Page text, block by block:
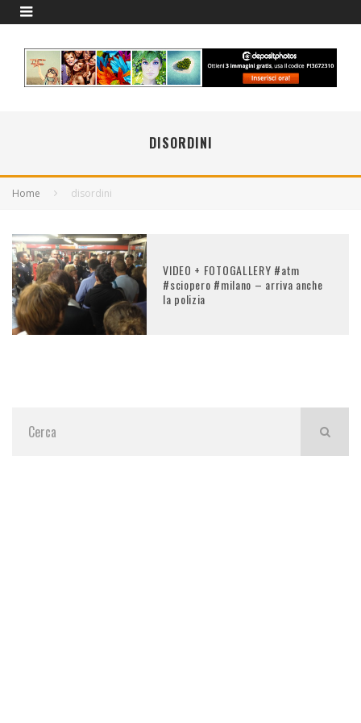
DISORDINI
Home disordini
VIDEO + FOTOGALLERY #atm
#sciopero #milano – arriva anche
la polizia